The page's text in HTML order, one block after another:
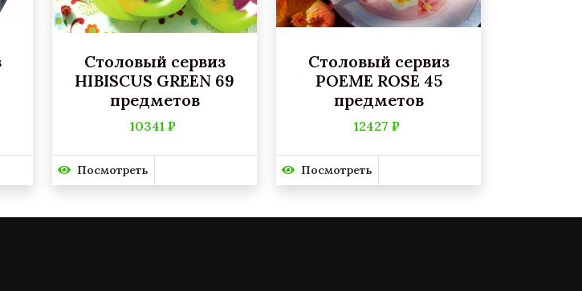
Столовый сервиз
HIBISCUS GREEN 69
предметов
10341 ₽
Посмотреть
Столовый сервиз
POEME ROSE 45
предметов
12427 ₽
Посмотреть